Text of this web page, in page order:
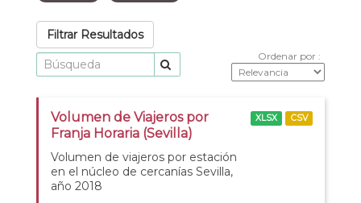
Filtrar Resultados
Ordenar por
Volumen de Viajeros por
Franja Horaria (Sevilla)
Volumen de viajeros por estación
en el núcleo de cercanías Sevilla,
año 2018
XLSX CSV